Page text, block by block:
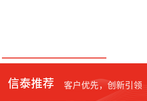
信泰推荐 客户优先，创新引领